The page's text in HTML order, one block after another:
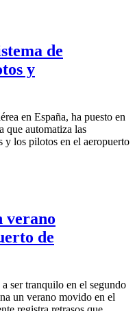
de
y
en España, ha puesto en
que automatiza las
y los pilotos en el aeropuerto
verano
de
ser tranquilo en el segundo
un verano movido en el